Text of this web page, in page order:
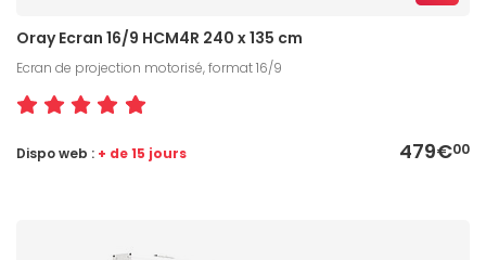
Oray Ecran 16/9 HCM4R 240 x 135 cm
Ecran de projection motorisé, format 16/9
479€00
Dispo web : + de 15 jours